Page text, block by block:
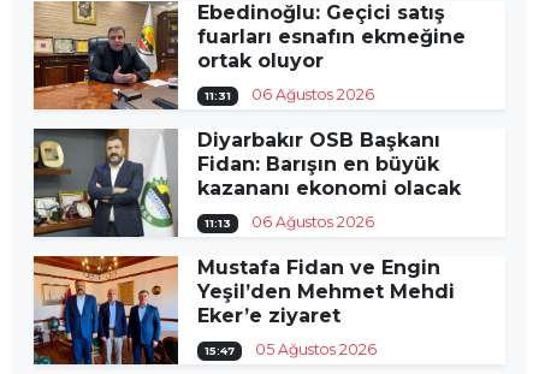
Ebedinoğlu: Geçici satış
fuarları esnafın ekmeğine
ortak oluyor
11:31 06 Ağustos 2026
Diyarbakır OSB Başkanı
Fidan: Barışın en büyük
kazananı ekonomi olacak
11:13 06 Ağustos 2026
Mustafa Fidan ve Engin
Yeşil’den Mehmet Mehdi
Eker’e ziyaret
15:47 05 Ağustos 2026